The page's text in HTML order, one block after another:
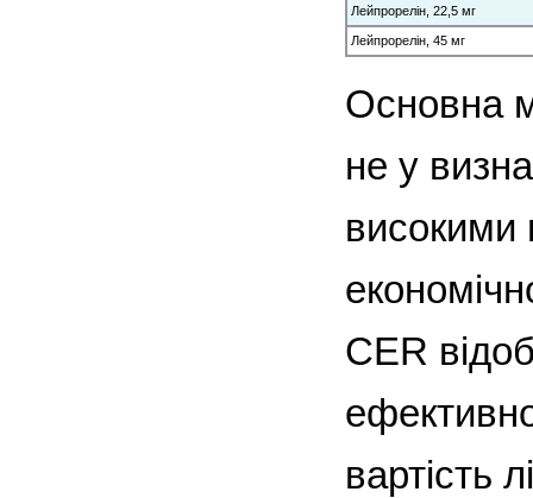
Лейпрорелін, 22,5 мг
Лейпрорелін, 45 мг
Основна
не у
високими
CER
вартість